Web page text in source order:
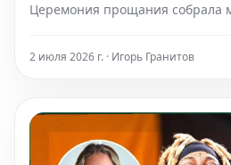
Церемония прощания собрала
Sexyy Red и BlocBoy JB,
2 июля 2026 г. · Игорь Гранитов